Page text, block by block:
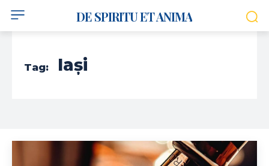
DE SPIRITU ET ANIMA
Tag: Iași